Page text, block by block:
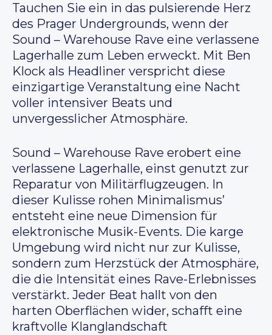
Tauchen Sie ein in das pulsierende Herz
des Prager Undergrounds, wenn der
Sound – Warehouse Rave eine verlassene
Lagerhalle zum Leben erweckt. Mit Ben
Klock als Headliner verspricht diese
einzigartige Veranstaltung eine Nacht
voller intensiver Beats und
unvergesslicher Atmosphäre.
Sound – Warehouse Rave erobert eine
verlassene Lagerhalle, einst genutzt zur
Reparatur von Militärflugzeugen. In
dieser Kulisse rohen Minimalismus’
entsteht eine neue Dimension für
elektronische Musik-Events. Die karge
Umgebung wird nicht nur zur Kulisse,
sondern zum Herzstück der Atmosphäre,
die die Intensität eines Rave-Erlebnisses
verstärkt. Jeder Beat hallt von den
harten Oberflächen wider, schafft eine
kraftvolle Klanglandschaft